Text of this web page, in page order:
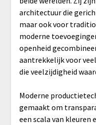
architectuur die
maar ook voor
moderne
openheid
aantrekkelijk voor
die veelzijdigheid
Moderne
gemaakt om
een scala van